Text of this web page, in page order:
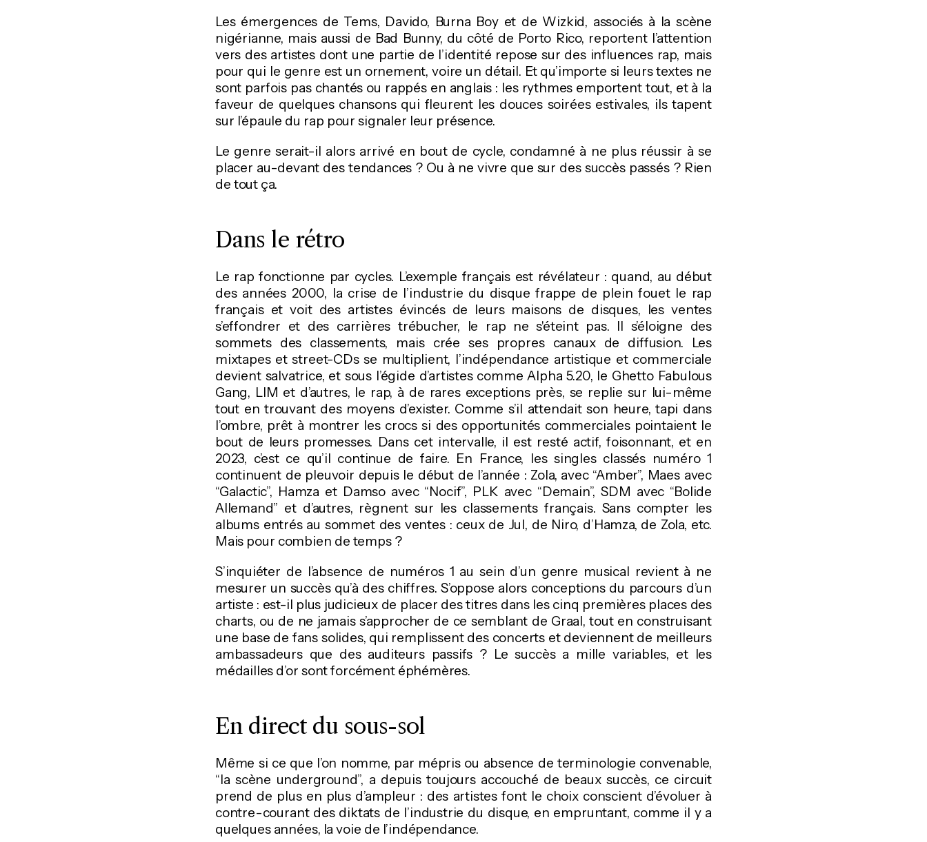
Les émergences de Tems, Davido, Burna Boy et de Wizkid, associés à la scène
nigérianne, mais aussi de Bad Bunny, du côté de Porto Rico, reportent l’attention
vers des artistes dont une partie de l’identité repose sur des influences rap, mais
pour qui le genre est un ornement, voire un détail. Et qu’importe si leurs textes ne
sont parfois pas chantés ou rappés en anglais : les rythmes emportent tout, et à la
faveur de quelques chansons qui fleurent les douces soirées estivales, ils tapent
sur l’épaule du rap pour signaler leur présence.
Le genre serait-il alors arrivé en bout de cycle, condamné à ne plus réussir à se
placer au-devant des tendances ? Ou à ne vivre que sur des succès passés ? Rien
de tout ça.
Dans le rétro
Le rap fonctionne par cycles. L’exemple français est révélateur : quand, au début
des années 2000, la crise de l’industrie du disque frappe de plein fouet le rap
français et voit des artistes évincés de leurs maisons de disques, les ventes
s’effondrer et des carrières trébucher, le rap ne s'éteint pas. Il s’éloigne des
sommets des classements, mais crée ses propres canaux de diffusion. Les
mixtapes et street-CDs se multiplient, l’indépendance artistique et commerciale
devient salvatrice, et sous l’égide d’artistes comme Alpha 5.20, le Ghetto Fabulous
Gang, LIM et d’autres, le rap, à de rares exceptions près, se replie sur lui-même
tout en trouvant des moyens d’exister. Comme s’il attendait son heure, tapi dans
l’ombre, prêt à montrer les crocs si des opportunités commerciales pointaient le
bout de leurs promesses. Dans cet intervalle, il est resté actif, foisonnant, et en
2023, c’est ce qu’il continue de faire. En France, les singles classés numéro 1
continuent de pleuvoir depuis le début de l’année : Zola, avec “Amber”, Maes avec
“Galactic”, Hamza et Damso avec “Nocif”, PLK avec “Demain”, SDM avec “Bolide
Allemand” et d’autres, règnent sur les classements français. Sans compter les
albums entrés au sommet des ventes : ceux de Jul, de Niro, d’Hamza, de Zola, etc.
Mais pour combien de temps ?
S’inquiéter de l’absence de numéros 1 au sein d’un genre musical revient à ne
mesurer un succès qu’à des chiffres. S’oppose alors conceptions du parcours d’un
artiste : est-il plus judicieux de placer des titres dans les cinq premières places des
charts, ou de ne jamais s’approcher de ce semblant de Graal, tout en construisant
une base de fans solides, qui remplissent des concerts et deviennent de meilleurs
ambassadeurs que des auditeurs passifs ? Le succès a mille variables, et les
médailles d’or sont forcément éphémères.
En direct du sous-sol
Même si ce que l’on nomme, par mépris ou absence de terminologie convenable,
“la scène underground”, a depuis toujours accouché de beaux succès, ce circuit
prend de plus en plus d’ampleur : des artistes font le choix conscient d’évoluer à
contre-courant des diktats de l’industrie du disque, en empruntant, comme il y a
quelques années, la voie de l’indépendance.